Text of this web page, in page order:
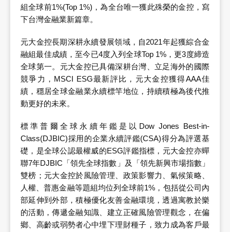
組全球前1%(Top 1%)，為全台唯一獲此殊榮的金控，寫
下台灣金融業新篇章。
元大金控長期深耕永續發展領域，自2021年起獲綜合金
融組最佳成績，至今已4度入列全球Top 1%，更3度締造
全球第一。元大金控已具備深耕台灣、立足海外的國際
競爭力，MSCI ESG最新評比，元大金控獲得AAA佳
績，穩居全球金融業永續標竿地位，持續積極為後代推
動更好的未來。
標準普爾全球永續年鑑是以Dow Jones Best-in-
Class(DJBIC)採用的企業永續評鑑(CSA)得分為評選基
礎，是全球公認最權威的ESG評鑑指標，元大金控亦蟬
聯7年DJBIC「領先全球指數」及「領先新興市場指數」
雙榜；元大金控於風險管理、政策影響力、氣候策略、
人權、普惠金融等題組均位列全球前1%，包括從公司內
部延伸到外部，積極優化友善金融環境，透過寓教於樂
的活動，傳遞金融知識、建立正確風險管理觀念，在偏
鄉、高齡或弱勢者心中埋下理財種子，致力成為客戶最